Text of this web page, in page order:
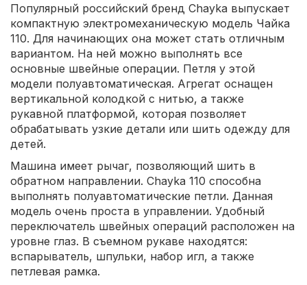
Популярный российский бренд Chayka выпускает
компактную электромеханическую модель Чайка
110. Для начинающих она может стать отличным
вариантом. На ней можно выполнять все
основные швейные операции. Петля у этой
модели полуавтоматическая. Агрегат оснащен
вертикальной колодкой с нитью, а также
рукавной платформой, которая позволяет
обрабатывать узкие детали или шить одежду для
детей.
Машина имеет рычаг, позволяющий шить в
обратном направлении. Chayka 110 способна
выполнять полуавтоматические петли. Данная
модель очень проста в управлении. Удобный
переключатель швейных операций расположен на
уровне глаз. В съемном рукаве находятся:
вспарыватель, шпульки, набор игл, а также
петлевая рамка.